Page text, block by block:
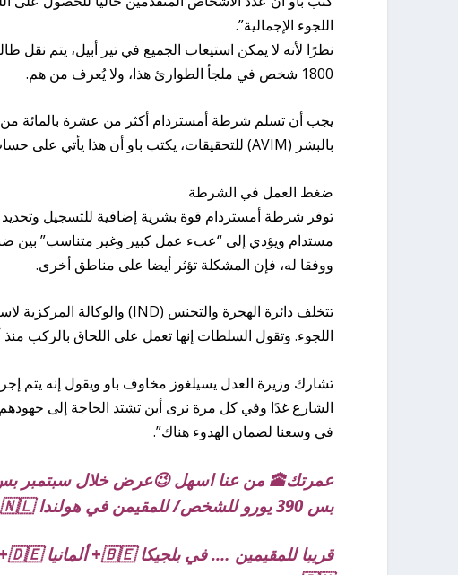
اللجوء الإجمالية”.
نظرًا لأنه لا يمكن استيعاب الجميع في تير أبيل، يتم نقل
1800 شخص في ملجأ الطوارئ هذا، ولا يُعرف من هم.
يجب أن تسلم شرطة أمستردام أكثر من عشرة بالمائة من
بالبشر (AVIM) للتحقيقات، يكتب باو أن هذا يأتي على حساب معالجة الاتجار بالبشر والمهاجرين الذين يتسببون في الإزعاج.
ضغط العمل في الشرطة
توفر شرطة أمستردام قوة بشرية إضافية للتسجيل وتحديد
مستدام ويؤدي إلى “عبء عمل كبير وغير متناسب” بين
ووفقا له، فإن المشكلة تؤثر أيضا على مناطق أخرى.
اللجوء. وتقول السلطات إنها تعمل على اللحاق بالركب
تشارك وزيرة العدل يسيلغوز مخاوف باو ويقول إنه يتم
الشارع غدًا وفي كل مرة نرى أين تشتد الحاجة إلى
في وسعنا لضمان الهدوء هناك”.
عمرتك🕋 من عنا اسهل 😉عرض خلال سبتمبر
بس 390 يورو للشخص/ للمقيمن في هولندا 🇳🇱